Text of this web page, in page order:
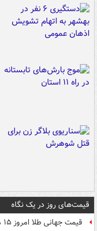
قیمت‌های روز در یک نگاه
قیمت جهانی طلا امروز ۱۵ مرداد